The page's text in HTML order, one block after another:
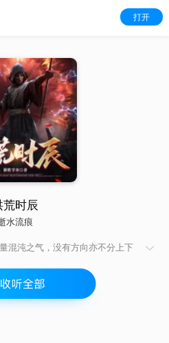
打开
荒时辰
水流痕
混沌之气，没有方向亦不分上下
雷，只见一无形波纹传遍整个混
不已，一道虚弱的灵魂出现在这
紫气瞬间进入这道灵魂之
速的涌进那道灵魂之中，一个